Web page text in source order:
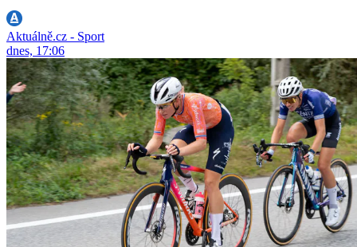
Aktuálně.cz - Sport
dnes, 17:06